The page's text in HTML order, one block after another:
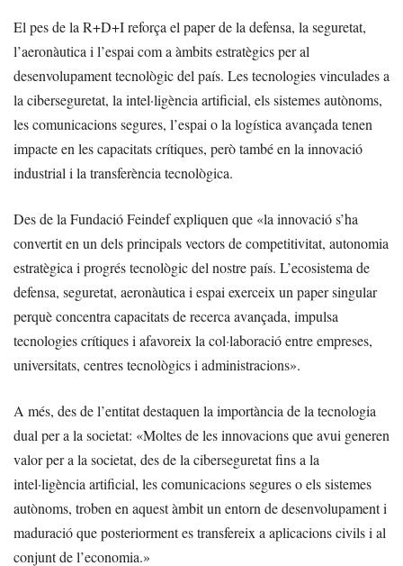
El pes de la R+D+I reforça el paper de la defensa, la seguretat,
l’aeronàutica i l’espai com a àmbits estratègics per al
desenvolupament tecnològic del país. Les tecnologies vinculades a
la ciberseguretat, la intel·ligència artificial, els sistemes autònoms,
les comunicacions segures, l’espai o la logística avançada tenen
impacte en les capacitats crítiques, però també en la innovació
industrial i la transferència tecnològica.
Des de la Fundació Feindef expliquen que «la innovació s’ha
convertit en un dels principals vectors de competitivitat, autonomia
estratègica i progrés tecnològic del nostre país. L’ecosistema de
defensa, seguretat, aeronàutica i espai exerceix un paper singular
perquè concentra capacitats de recerca avançada, impulsa
tecnologies crítiques i afavoreix la col·laboració entre empreses,
universitats, centres tecnològics i administracions».
A més, des de l’entitat destaquen la importància de la tecnologia
dual per a la societat: «Moltes de les innovacions que avui generen
valor per a la societat, des de la ciberseguretat fins a la
intel·ligència artificial, les comunicacions segures o els sistemes
autònoms, troben en aquest àmbit un entorn de desenvolupament i
maduració que posteriorment es transfereix a aplicacions civils i al
conjunt de l’economia.»